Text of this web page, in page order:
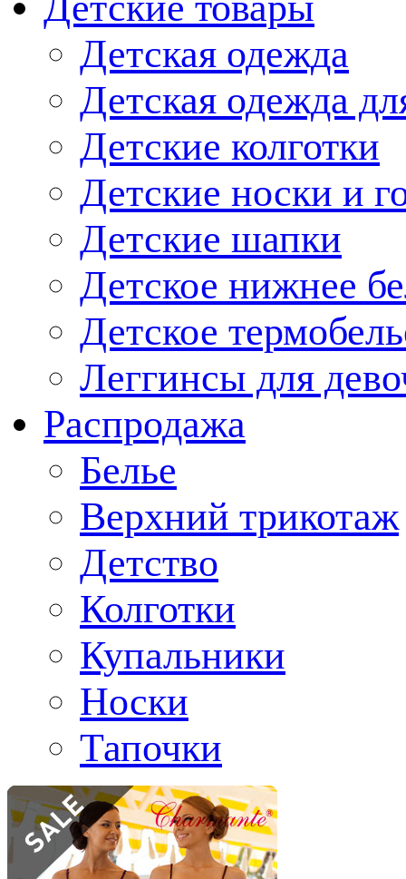
Детская одежда
Детская одежда
Детские колготки
Детские носки и
Детские шапки
Детское нижнее
Детское
Леггинсы для
Распродажа
Белье
Верхний трикотаж
Детство
Колготки
Купальники
Носки
Тапочки